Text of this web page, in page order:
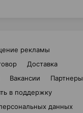
рекламы
Доставка
Вакансии
Партнеры
в поддержку
данных